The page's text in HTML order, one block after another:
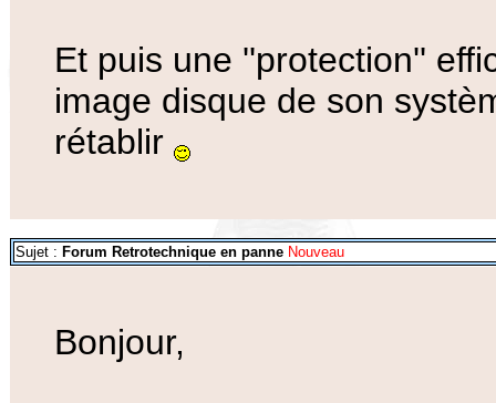
Et puis une ''protection''
image disque de son
rétablir
Sujet : Forum Retrotechnique en panne Nouveau
Bonjour,